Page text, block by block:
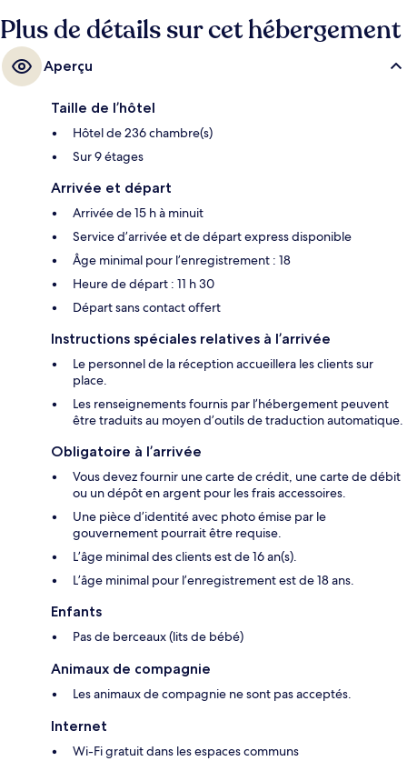
restaurants et des 2 bars-salons. Un bar attenant à la piscine, un centre
d’entraînement physique et une baignoire à remous sont d’autres
points saillants. Les autres voyageurs adorent le personnel serviable et
le déjeuner.
Plus de détails sur cet hébergement
Aperçu
Taille de l’hôtel
Hôtel de 236 chambre(s)
Sur 9 étages
Arrivée et départ
Arrivée de 15 h à minuit
Service d’arrivée et de départ express disponible
Âge minimal pour l’enregistrement : 18
Heure de départ : 11 h 30
Départ sans contact offert
Instructions spéciales relatives à l’arrivée
Le personnel de la réception accueillera les clients sur
place.
Les renseignements fournis par l’hébergement peuvent
être traduits au moyen d’outils de traduction automatique.
Obligatoire à l’arrivée
Vous devez fournir une carte de crédit, une carte de débit
ou un dépôt en argent pour les frais accessoires.
Une pièce d’identité avec photo émise par le
gouvernement pourrait être requise.
L’âge minimal des clients est de 16 an(s).
L’âge minimal pour l’enregistrement est de 18 ans.
Enfants
Pas de berceaux (lits de bébé)
Animaux de compagnie
Les animaux de compagnie ne sont pas acceptés.
Internet
Wi-Fi gratuit dans les espaces communs